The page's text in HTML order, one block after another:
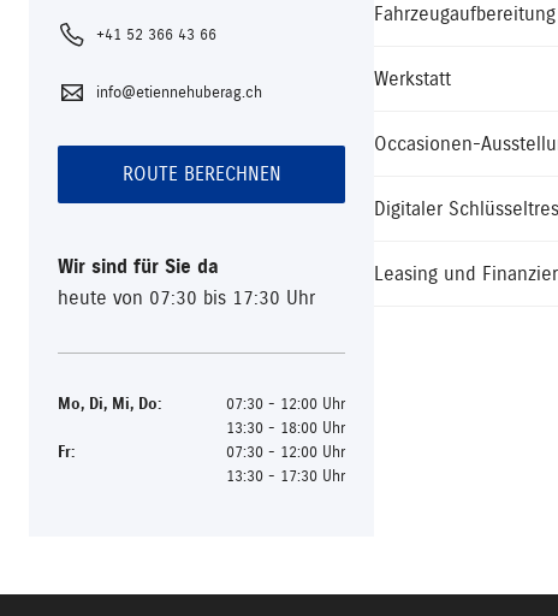
Fahrzeugaufbereitung
Werkstatt
Occasionen-
Digitaler
Leasing und
+41 52 366 43 66
info@etiennehuberag.ch
ROUTE BERECHNEN
Wir sind für Sie da
heute von 07:30 bis 17:30 Uhr
Mo, Di, Mi, Do:
07:30 - 12:00 Uhr
13:30 - 18:00 Uhr
Fr:
07:30 - 12:00 Uhr
13:30 - 17:30 Uhr